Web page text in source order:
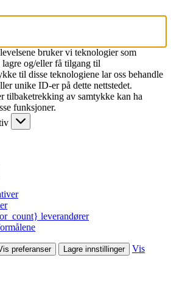
bruker vi teknologier som
og/eller få tilgang til
til disse teknologiene lar oss behandle
unike ID-er på dette nettstedet.
tilbaketrekking av samtykke kan ha
funksjoner.
leverandører
preferanser Lagre innstillinger
Vis